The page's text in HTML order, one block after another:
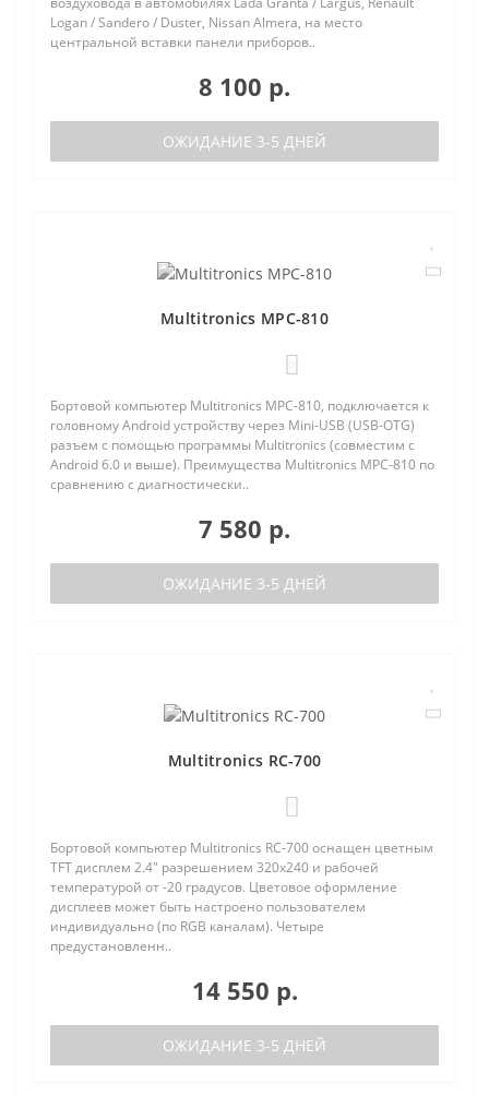
Logan / Sandero / Duster, Nissan Almera, на место
центральной вставки панели приборов..
8 100 р.
ОЖИДАНИЕ 3-5 ДНЕЙ
Multitronics MPC-810
Бортовой компьютер Multitronics MPC-810, подключается к
головному Android устройству через Mini-USB (USB-OTG)
разъем с помощью программы Multitronics (совместим с
Android 6.0 и выше). Преимущества Multitronics MPC-810 по
сравнению с диагностически..
7 580 р.
ОЖИДАНИЕ 3-5 ДНЕЙ
Multitronics RC-700
Бортовой компьютер Multitronics RC-700 оснащен цветным
TFT дисплем 2.4" разрешением 320х240 и рабочей
температурой от -20 градусов. Цветовое оформление
дисплеев может быть настроено пользователем
индивидуально (по RGB каналам). Четыре
предустановленн..
14 550 р.
ОЖИДАНИЕ 3-5 ДНЕЙ